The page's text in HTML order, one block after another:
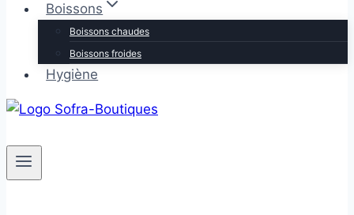
Boissons
Boissons chaudes
Boissons froides
Hygiène